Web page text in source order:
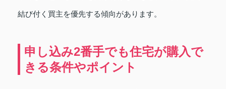
結び付く買主を優先する傾向があります。
申し込み2番手でも住宅が購入で
きる条件やポイント